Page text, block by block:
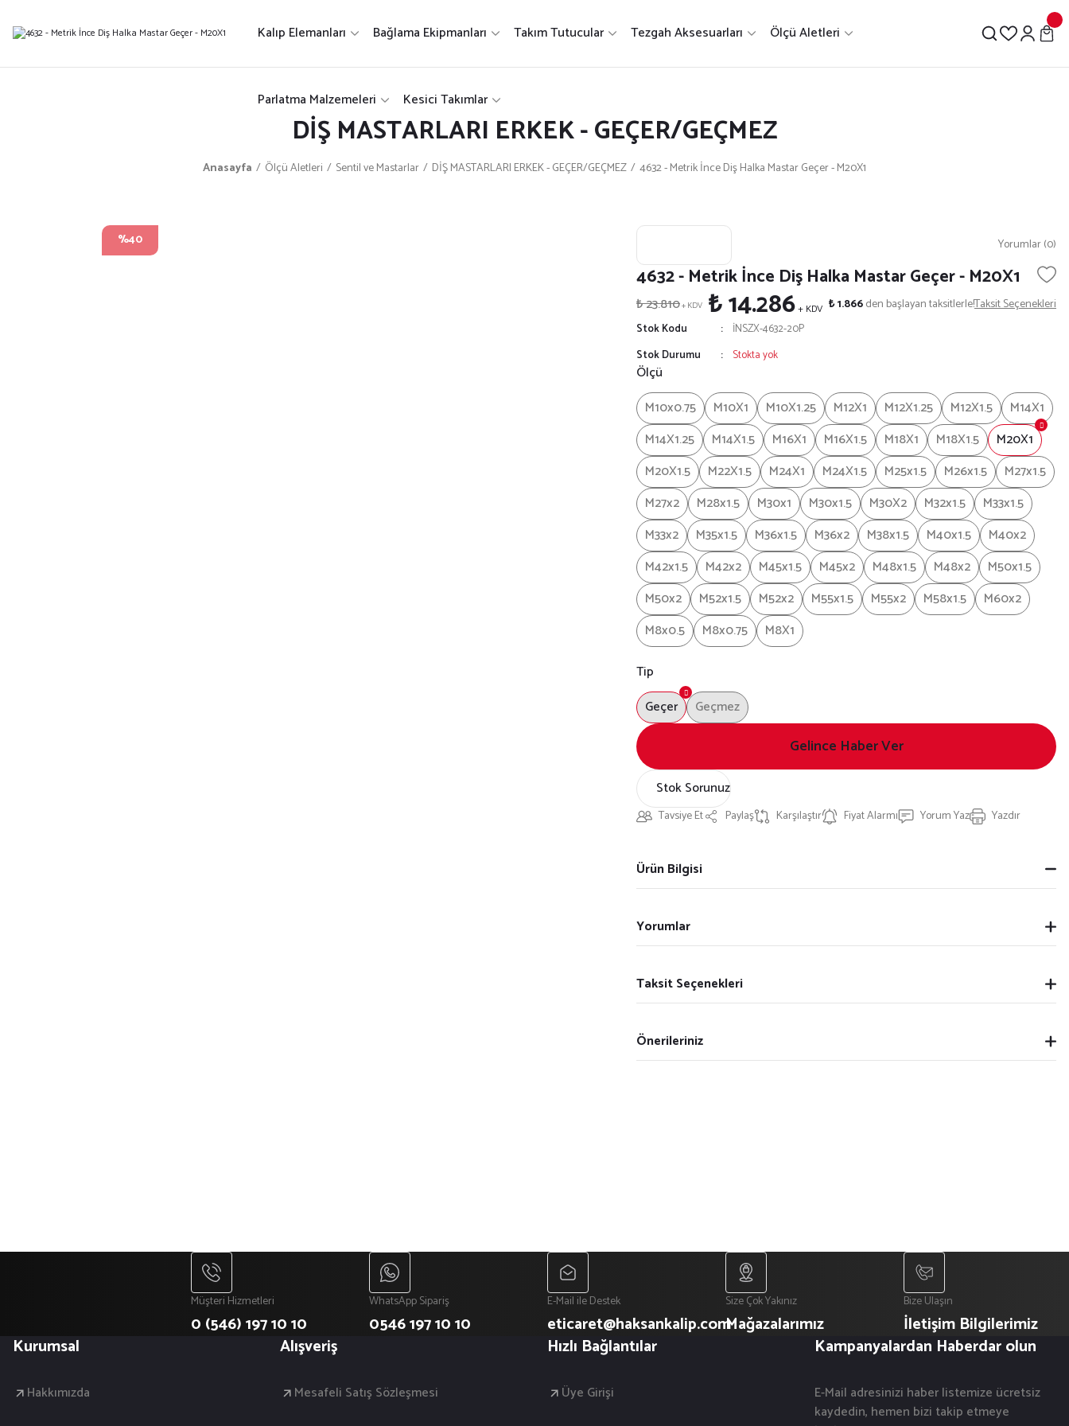
Kalıp Elemanları Bağlama Ekipmanları Takım Tutucular Tezgah Aksesuarları Ölçü Aletleri
Parlatma Malzemeleri Kesici Takımlar
DİŞ MASTARLARI ERKEK - GEÇER/GEÇMEZ
Anasayfa Ölçü Aletleri Sentil ve Mastarlar DİŞ MASTARLARI ERKEK - GEÇER/GEÇMEZ 4632 - Metrik İnce Diş Halka Mastar Geçer - M20X1
%40 Yorumlar (0)
4632 - Metrik İnce Diş Halka Mastar Geçer - M20X1
₺ 23.810+ KDV ₺ 14.286+ KDV ₺ 1.866den başlayan taksitlerle!Taksit Seçenekleri
Stok Kodu
İNSZX-4632-20P
Stok Durumu
Stokta yok
Ölçü
M10x0.75
M10X1 M10X1.25 M12X1 M12X1.25 M12X1.5
M14X1
M14X1.25
M14X1.5 M16X1 M16X1.5 M18X1 M18X1.5
M20X1
M20X1.5
M22X1.5 M24X1 M24X1.5 M25x1.5 M26x1.5
M27x1.5
M27x2
M28x1.5 M30x1 M30x1.5 M30X2 M32x1.5
M33x1.5
M33x2
M35x1.5 M36x1.5 M36x2 M38x1.5 M40x1.5
M40x2
M42x1.5
M42x2 M45x1.5 M45x2 M48x1.5 M48x2
M50x1.5
M50x2
M52x1.5 M52x2 M55x1.5 M55x2 M58x1.5
M60x2
M8x0.5
M8x0.75
M8X1
Tip
Geçer
Geçmez
Gelince Haber Ver
Stok Sorunuz
Tavsiye Et Paylaş Karşılaştır Fiyat Alarmı Yorum Yaz Yazdır
Ürün Bilgisi
Yorumlar
Taksit Seçenekleri
Önerileriniz
Müşteri Hizmetleri
0 (546) 197 10 10
WhatsApp Sipariş
0546 197 10 10
E-Mail ile Destek
eticaret@haksankalip.com
Size Çok Yakınız
Mağazalarımız
Bize Ulaşın
İletişim Bilgilerimiz
Kurumsal
Hakkımızda
Alışveriş
Mesafeli Satış Sözleşmesi
Hızlı Bağlantılar
Üye Girişi
Kampanyalardan Haberdar olun
E-Mail adresinizi haber listemize ücretsiz
kaydedin, hemen bizi takip etmeye